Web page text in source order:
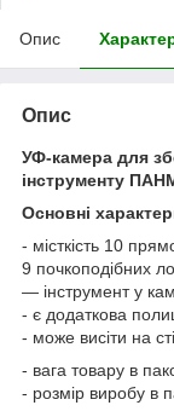
Опис
Опис
УФ-камера для
інструменту
Основні
- місткість 10
9 почкоподібних
— інструмент у
- є додаткова
- може висіти на
- вага товару в
- розмір виробу в